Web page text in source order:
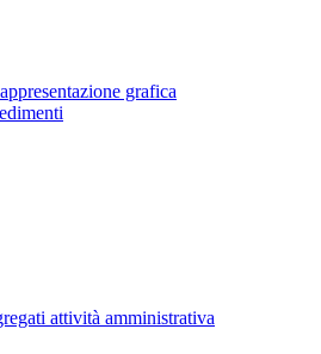
grafica
attività amministrativa